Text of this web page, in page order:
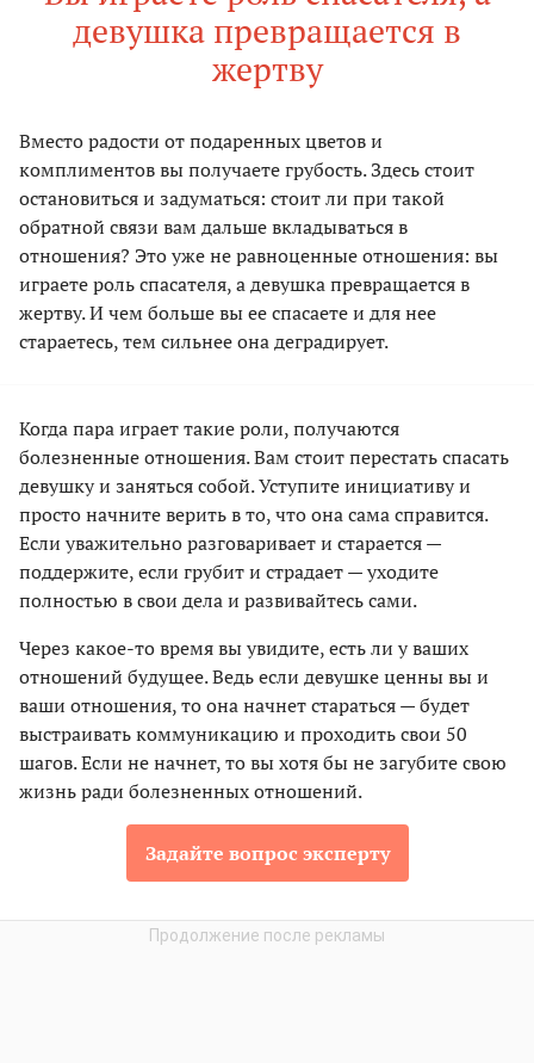
девушка превращается в
жертву
Вместо радости от подаренных цветов и
комплиментов вы получаете грубость. Здесь стоит
остановиться и задуматься: стоит ли при такой
обратной связи вам дальше вкладываться в
отношения? Это уже не равноценные отношения: вы
играете роль спасателя, а девушка превращается в
жертву. И чем больше вы ее спасаете и для нее
стараетесь, тем сильнее она деградирует.
Когда пара играет такие роли, получаются
болезненные отношения. Вам стоит перестать спасать
девушку и заняться собой. Уступите инициативу и
просто начните верить в то, что она сама справится.
Если уважительно разговаривает и старается —
поддержите, если грубит и страдает — уходите
полностью в свои дела и развивайтесь сами.
Через какое-то время вы увидите, есть ли у ваших
отношений будущее. Ведь если девушке ценны вы и
ваши отношения, то она начнет стараться — будет
выстраивать коммуникацию и проходить свои 50
шагов. Если не начнет, то вы хотя бы не загубите свою
жизнь ради болезненных отношений.
Задайте вопрос эксперту